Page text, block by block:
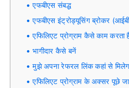
एफबीएस संबद्ध
एफबीएस इंट्रोड्यूसिंग ब्रोकर
एफिलिएट प्रोग्राम कैसे काम करता
भागीदार कैसे बनें
मुझे अपना रेफरल लिंक कहां से
एफिलिएट प्रोग्राम के अक्सर पूछे